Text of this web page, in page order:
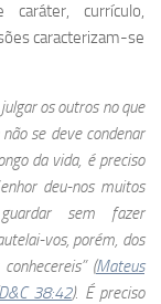
caráter, currículo,
caracterizam-se
os outros no que
se deve condenar
da vida, é preciso
deu-nos muitos
sem fazer
vos, porém, dos
(Mateus
38:42). É preciso